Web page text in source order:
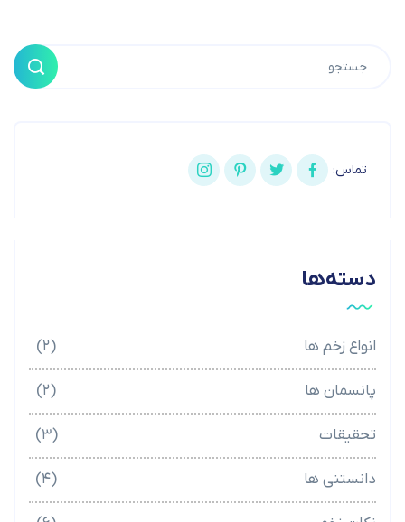
تماس:
دسته‌ها
انواع زخم ها
پانسمان ها
تحقیقات
دانستنی ها